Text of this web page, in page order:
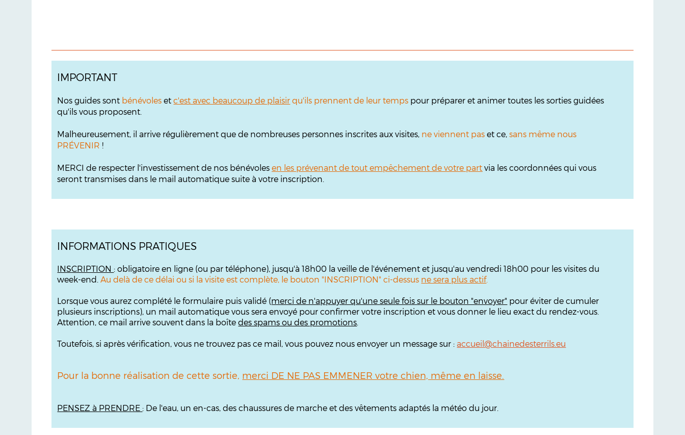
IMPORTANT
Nos guides sont bénévoles etc'est avec beaucoup de plaisir qu'ils prennent de leur temps pour préparer et animer toutes les sorties guidées
qu'ils vous proposent.
Malheureusement, il arrive régulièrement que de nombreuses personnes inscrites aux visites, ne viennent pas et ce,sans même nous
PRÉVENIR !
MERCI de respecter l'investissement de nos bénévolesen les prévenant de tout empêchement de votre part via les coordonnées qui vous
seront transmises dans le mail automatique suite à votre inscription.
INFORMATIONS PRATIQUES
INSCRIPTION : obligatoire en ligne (ou par téléphone), jusqu'à 18h00 la veille de l'événement et jusqu'au vendredi 18h00 pour les visites du
week-end.Au delà de ce délai ou si la visite est complète, le bouton "INSCRIPTION" ci-dessus ne sera plus actif.
Lorsque vous aurez complété le formulaire puis validé (merci de n'appuyer qu'une seule fois sur le bouton "envoyer" pour éviter de cumuler
plusieurs inscriptions), un mail automatique vous sera envoyé pour confirmer votre inscription et vous donner le lieu exact du rendez-vous.
Attention, ce mail arrive souvent dans la boîtedes spams ou des promotions.
Toutefois, si après vérification, vous ne trouvez pas ce mail, vous pouvez nous envoyer un message sur :accueil@chainedesterrils.eu
Pour la bonne réalisation de cette sortie, merci DE NE PAS EMMENER votre chien, même en laisse.
PENSEZ à PRENDRE : De l'eau, un en-cas, des chaussures de marche et des vêtements adaptés la météo du jour.